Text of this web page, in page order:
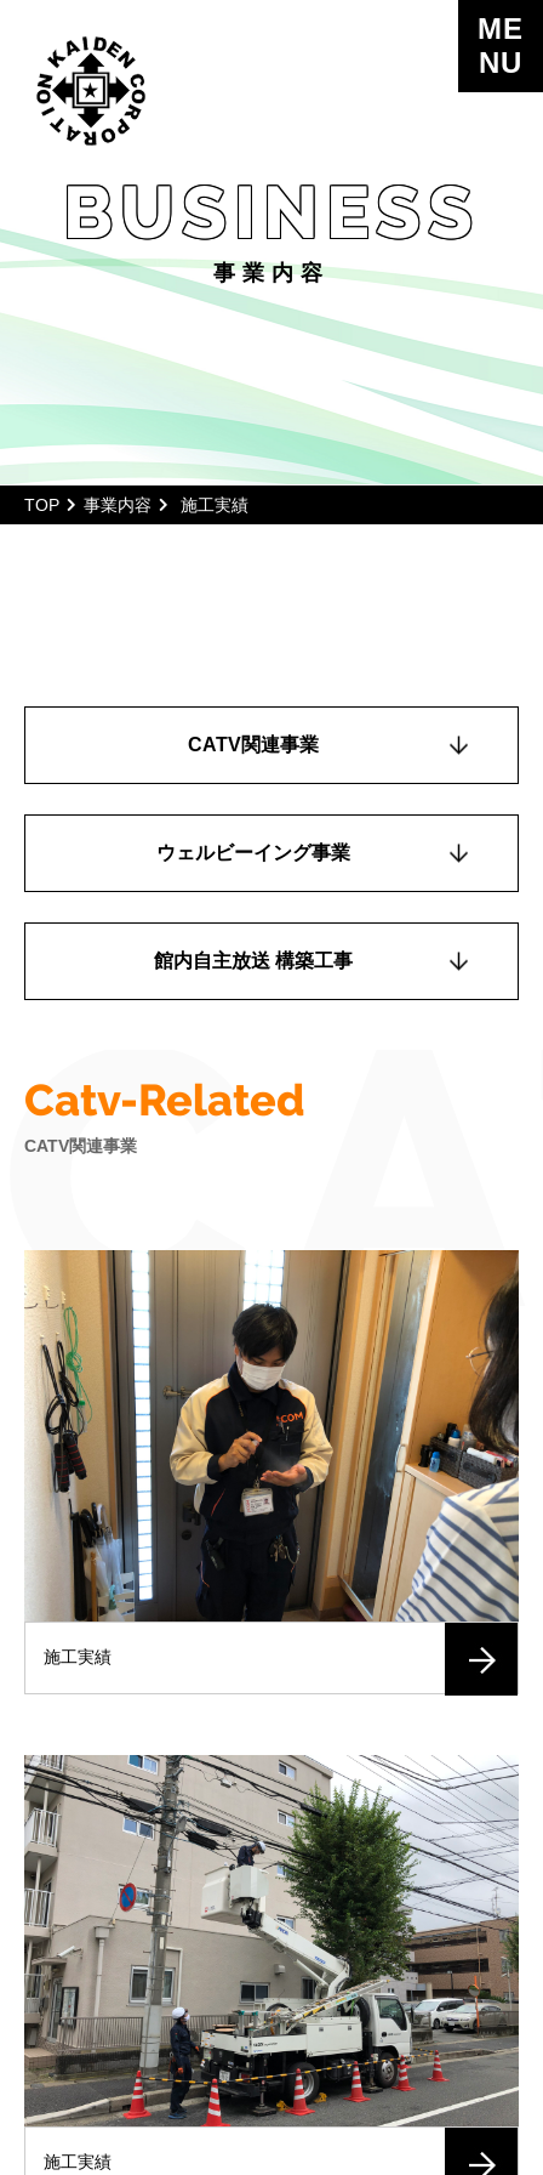
ME
NU
BUSINESS
事業内容
TOP 事業内容 施工実績
CATV関連事業
ウェルビーイング事業
館内自主放送 構築工事
Catv-Related
CATV関連事業
施工実績
施工実績